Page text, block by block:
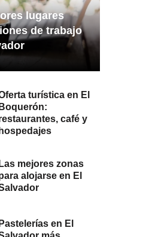
lugares
de trabajo
turística en El
Boquerón:
café y
hospedajes
Las mejores zonas
alojarse en El
Pastelerías en El